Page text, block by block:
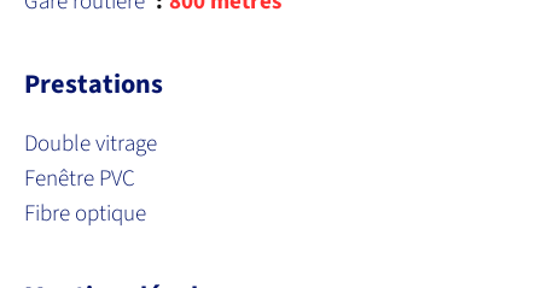
Prestations
Double vitrage
Fenêtre PVC
Fibre optique